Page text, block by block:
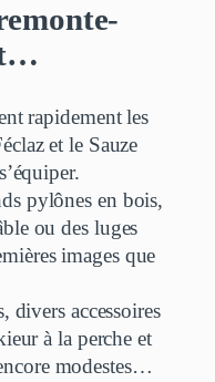
rapidement les
et le Sauze
pylônes en bois,
ou des luges
images que
divers accessoires
à la perche et
modestes…